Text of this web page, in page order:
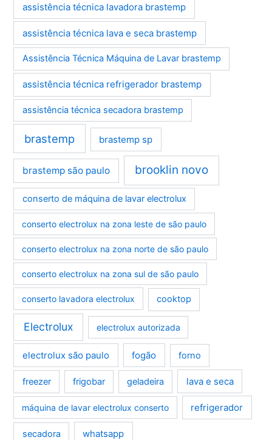
assistência técnica lavadora brastemp
assistência técnica lava e seca brastemp
Assistência Técnica Máquina de Lavar brastemp
assistência técnica refrigerador brastemp
assistência técnica secadora brastemp
brastemp brastemp sp
brastemp são paulo brooklin novo
conserto de máquina de lavar electrolux
conserto electrolux na zona leste de são paulo
conserto electrolux na zona norte de são paulo
conserto electrolux na zona sul de são paulo
conserto lavadora electrolux cooktop
Electrolux electrolux autorizada
electrolux são paulo fogão forno
freezer frigobar geladeira lava e seca
máquina de lavar electrolux conserto refrigerador
secadora whatsapp